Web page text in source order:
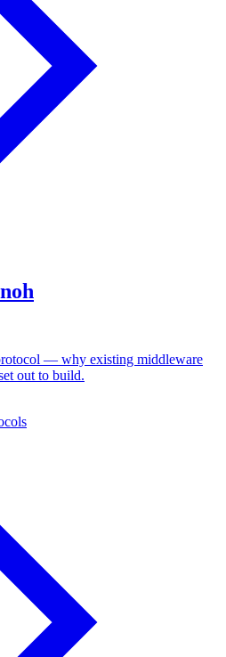
— why existing middleware
out to build.